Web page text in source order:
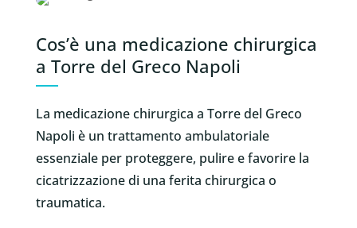
Cos’è una medicazione chirurgica
a Torre del Greco Napoli
La medicazione chirurgica a Torre del Greco
Napoli è un trattamento ambulatoriale
essenziale per proteggere, pulire e favorire la
cicatrizzazione di una ferita chirurgica o
traumatica.